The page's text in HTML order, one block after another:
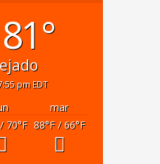
81°
pm EDT
mar
70°F 88°F/ 66°F